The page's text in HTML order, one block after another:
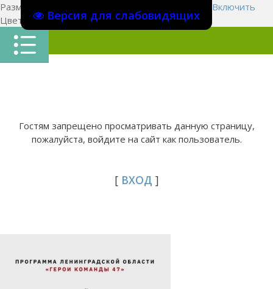
Версия для слабовидящих
Размер шрифта:
Включить
Цвет сайтаЦ Ц Ц Х
Гостям запрещено просматривать данную страницу,
пожалуйста, войдите на сайт как пользователь.
[ ВХОД ]